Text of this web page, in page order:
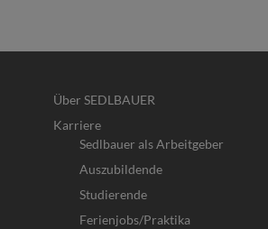
Über SEDLBAUER
Karriere
Sedlbauer als Arbeitgeber
Auszubildende
Studierende
Ferienjobs/Praktika